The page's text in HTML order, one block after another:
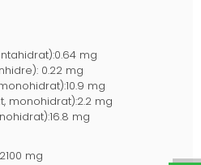
mg
0.22 mg
mg
monohidrat):2.2 mg
mg
mg